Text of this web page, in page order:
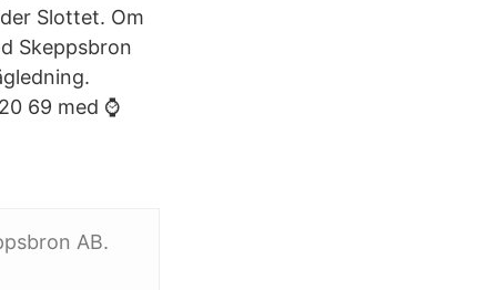
Slottet. Om
Skeppsbron
69 med ⌚
AB.